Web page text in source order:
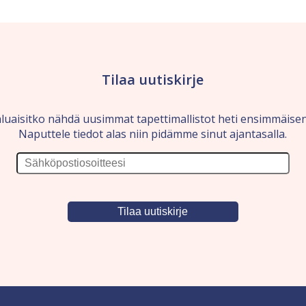
Tilaa uutiskirje
nähdä uusimmat tapettimallistot heti
Naputtele tiedot alas niin pidämme sinut ajantasalla.